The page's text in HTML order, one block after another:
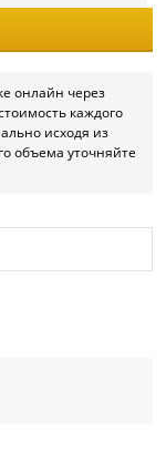
онлайн через
каждого
исходя из
объема уточняйте